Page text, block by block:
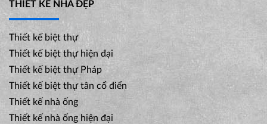
THIẾT KẾ NHÀ ĐẸP
Thiết kế biệt thự
Thiết kế biệt thự hiện đại
Thiết kế biệt thự Pháp
Thiết kế biệt thự tân cổ điển
Thiết kế nhà ống
Thiết kế nhà ống hiện đại